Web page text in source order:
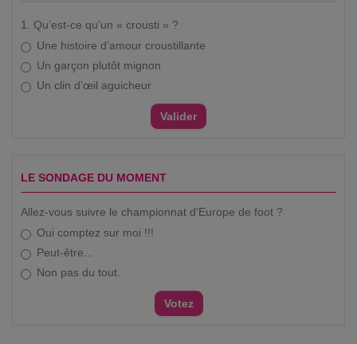
1. Qu’est-ce qu’un « crousti » ?
Une histoire d’amour croustillante
Un garçon plutôt mignon
Un clin d’œil aguicheur
LE SONDAGE DU MOMENT
Allez-vous suivre le championnat d'Europe de foot ?
Oui comptez sur moi !!!
Peut-être...
Non pas du tout.